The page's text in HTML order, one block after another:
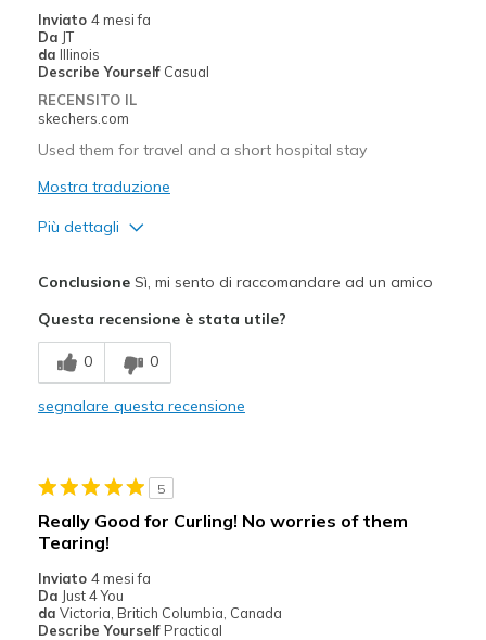
Width
Sizing
Inviato 4 mesi fa
Da JT
da Illinois
Describe Yourself Casual
RECENSITO IL
skechers.com
Used them for travel and a short hospital stay
Mostra traduzione
Più dettagli
Migliori Utilizzi:
Casual Wear
Travel
Sizing
View On Shoes
I'm Really Into Shoes
ConclusioneSì, mi sento di raccomandare ad un amico
Questa recensione è stata utile?
0 0
segnalare questa recensione
5
Really Good for Curling! No worries of them
Tearing!
Inviato 4 mesi fa
Da Just 4 You
da Victoria, Britich Columbia, Canada
Describe Yourself Practical